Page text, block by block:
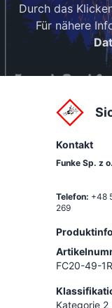
Durch das
Für nähere
Kontakt
Funke Sp. z
Telefon: +48
269
FC20-49-
Kategorie 2